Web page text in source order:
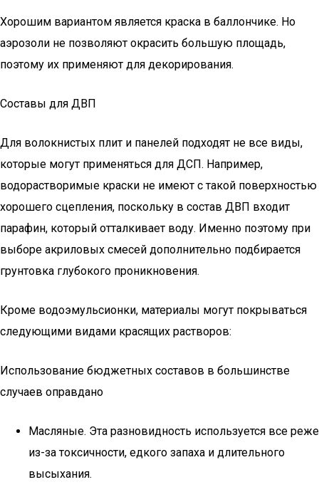
Хорошим вариантом является краска в баллончике. Но
аэрозоли не позволяют окрасить большую площадь,
поэтому их применяют для декорирования.
Составы для ДВП
Для волокнистых плит и панелей подходят не все виды,
которые могут применяться для ДСП. Например,
водорастворимые краски не имеют с такой поверхностью
хорошего сцепления, поскольку в состав ДВП входит
парафин, который отталкивает воду. Именно поэтому при
выборе акриловых смесей дополнительно подбирается
грунтовка глубокого проникновения.
Кроме водоэмульсионки, материалы могут покрываться
следующими видами красящих растворов:
Использование бюджетных составов в большинстве
случаев оправдано
Масляные. Эта разновидность используется все реже
из-за токсичности, едкого запаха и длительного
высыхания.